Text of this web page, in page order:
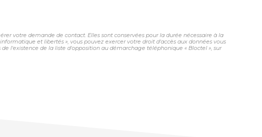
votre demande de contact. Elles sont conservées pour la durée nécessaire à la
et libertés », vous pouvez exercer votre droit d'accès aux données vous
l'existence de la liste d'opposition au démarchage téléphonique « Bloctel », sur